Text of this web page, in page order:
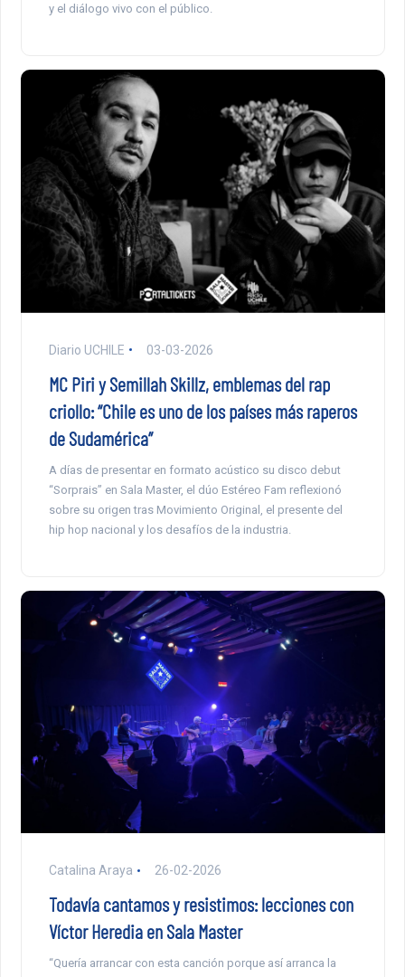
y el diálogo vivo con el público.
Diario UCHILE 03-03-2026
MC Piri y Semillah Skillz, emblemas del rap
criollo: “Chile es uno de los países más raperos
de Sudamérica”
A días de presentar en formato acústico su disco debut
“Sorprais” en Sala Master, el dúo Estéreo Fam reflexionó
sobre su origen tras Movimiento Original, el presente del
hip hop nacional y los desafíos de la industria.
Catalina Araya 26-02-2026
Todavía cantamos y resistimos: lecciones con
Víctor Heredia en Sala Master
“Quería arrancar con esta canción porque así arranca la